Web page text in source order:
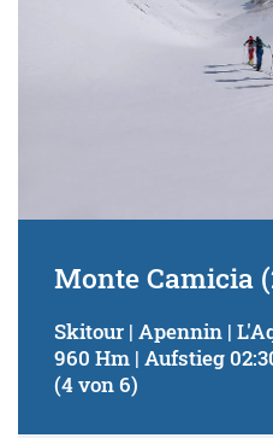
Monte Camicia
Skitour | Apennin |
960 Hm | Aufstieg
(4 von 6)